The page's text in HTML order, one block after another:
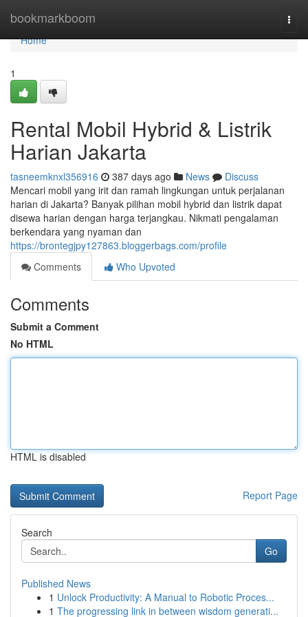
bookmarkboom
Home
Home
1
Rental Mobil Hybrid & Listrik
Harian Jakarta
tasneemknxl356916 387 days ago News
Discuss
Mencari mobil yang irit dan ramah lingkungan untuk perjalanan
harian di Jakarta? Banyak pilihan mobil hybrid dan listrik dapat
disewa harian dengan harga terjangkau. Nikmati pengalaman
berkendara yang nyaman dan
https://brontegjpy127863.bloggerbags.com/profile
Comments
Who Upvoted
Comments
Submit a Comment
No HTML
HTML is disabled
Report Page
Search
Go
Published News
1 Unlock Productivity: A Manual to Robotic Proces...
1 The progressing link in between wisdom generati...